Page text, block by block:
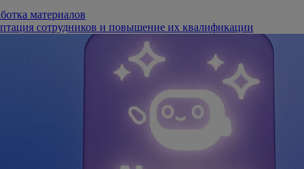
материалов
сотрудников и повышение их квалификации